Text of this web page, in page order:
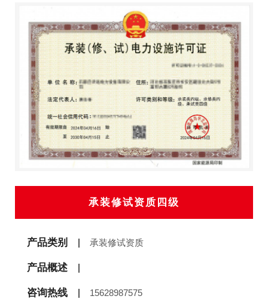
承装修试资质四级
产品类别 承装修试资质
产品概述
咨询热线 15628987575